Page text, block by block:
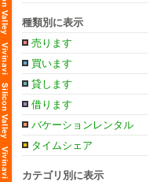
種類別に表示
売ります
買います
貸します
借ります
バケーションレンタル
タイムシェア
カテゴリ別に表示